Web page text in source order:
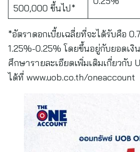
500,000 ขึ้นไป*
*อัตราดอกเบี้ยเฉลี่ยที่จะได้รับคือ
1.25%-0.25% โดยขึ้นอยู่กับยอดเงิ
ศึกษารายละเอียดเพิ่มเติมเกี่ยวกับ
ได้ที่ www.uob.co.th/oneaccount